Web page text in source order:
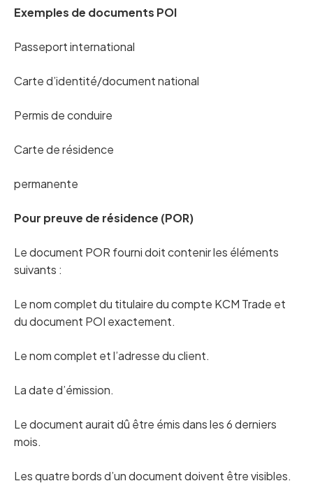
Exemples de documents POI
Passeport international
Carte d’identité/document national
Permis de conduire
Carte de résidence
permanente
Pour preuve de résidence (POR)
Le document POR fourni doit contenir les éléments
suivants :
Le nom complet du titulaire du compte KCM Trade et
du document POI exactement.
Le nom complet et l’adresse du client.
La date d’émission.
Le document aurait dû être émis dans les 6 derniers
mois.
Les quatre bords d’un document doivent être visibles.